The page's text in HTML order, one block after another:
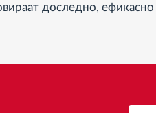
доследно, ефикасно